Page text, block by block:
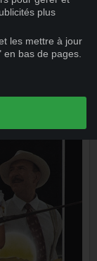
plus
les mettre à jour
bas de pages.